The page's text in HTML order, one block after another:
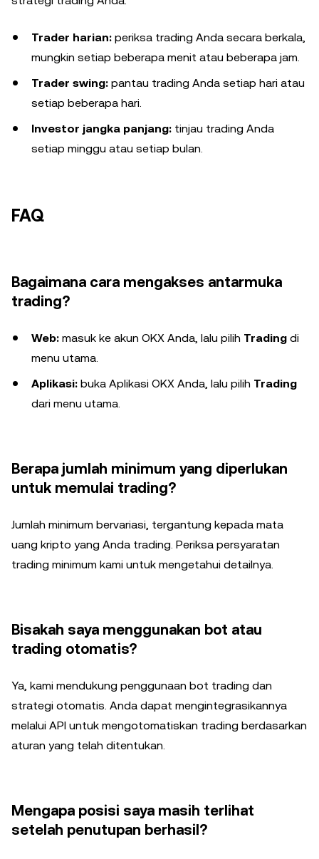
Trader harian: periksa trading Anda secara berkala,
mungkin setiap beberapa menit atau beberapa jam.
Trader swing: pantau trading Anda setiap hari atau
setiap beberapa hari.
Investor jangka panjang: tinjau trading Anda
setiap minggu atau setiap bulan.
FAQ
Bagaimana cara mengakses antarmuka
trading?
Web: masuk ke akun OKX Anda, lalu pilih Trading di
menu utama.
Aplikasi: buka Aplikasi OKX Anda, lalu pilih Trading
dari menu utama.
Berapa jumlah minimum yang diperlukan
untuk memulai trading?
Jumlah minimum bervariasi, tergantung kepada mata
uang kripto yang Anda trading. Periksa persyaratan
trading minimum kami untuk mengetahui detailnya.
Bisakah saya menggunakan bot atau
trading otomatis?
Ya, kami mendukung penggunaan bot trading dan
strategi otomatis. Anda dapat mengintegrasikannya
melalui API untuk mengotomatiskan trading berdasarkan
aturan yang telah ditentukan.
Mengapa posisi saya masih terlihat
setelah penutupan berhasil?